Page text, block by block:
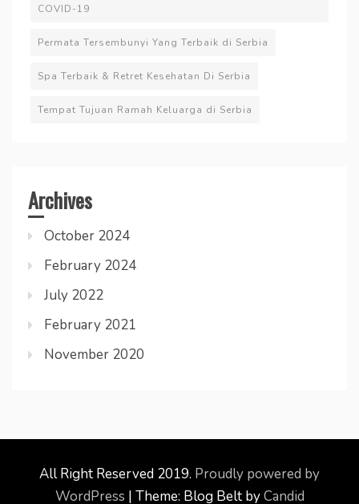
COVID-19
Permata Tersembunyi Yang Terbaik di Serbia
Spa Terbaik & Retret Kesehatan Di Serbia
Tempat Tujuan Ramah Keluarga di Serbia
Archives
October 2024
February 2024
July 2022
February 2021
November 2020
All Right Reserved 2019. Proudly powered by
WordPress | Theme: Blog Belt byCandid